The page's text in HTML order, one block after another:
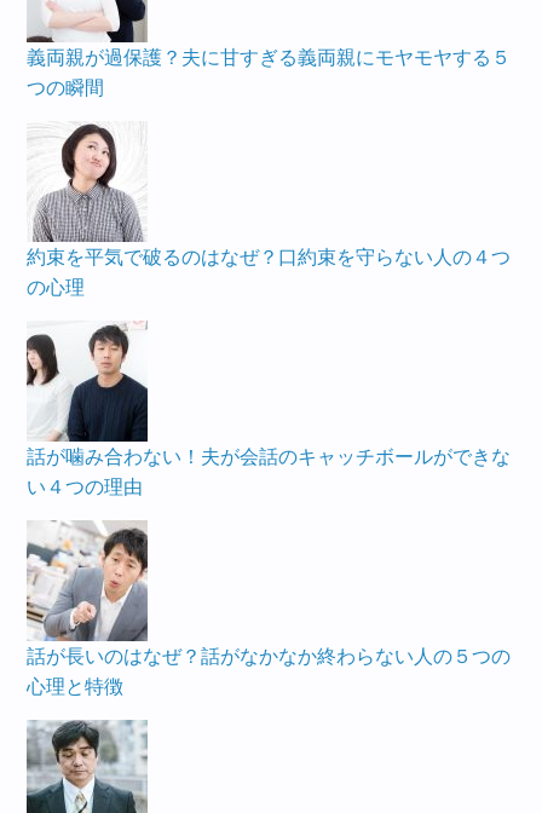
義両親が過保護？夫に甘すぎる義両親にモヤモヤする５
つの瞬間
約束を平気で破るのはなぜ？口約束を守らない人の４つ
の心理
話が噛み合わない！夫が会話のキャッチボールができな
い４つの理由
話が長いのはなぜ？話がなかなか終わらない人の５つの
心理と特徴